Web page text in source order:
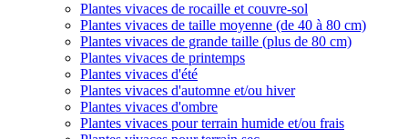
Plantes vivaces de rocaille et couvre-sol
Plantes vivaces de taille moyenne (de 40 à 80 cm)
Plantes vivaces de grande taille (plus de 80 cm)
Plantes vivaces de printemps
Plantes vivaces d'été
Plantes vivaces d'automne et/ou hiver
Plantes vivaces d'ombre
Plantes vivaces pour terrain humide et/ou frais